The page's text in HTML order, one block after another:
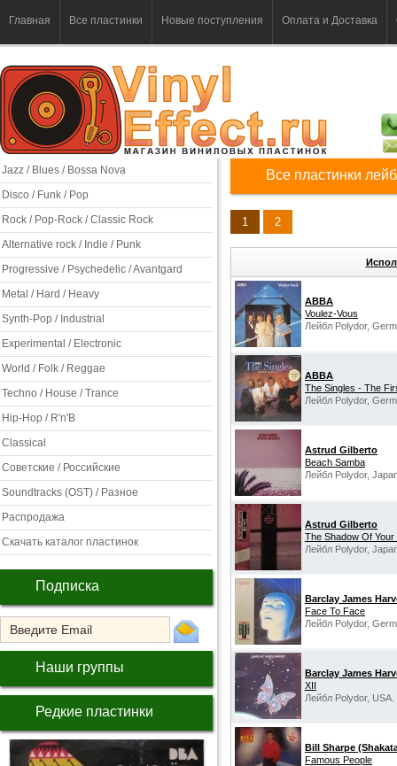
Главная Все пластинки Новые поступления Оплата и Доставка
Jazz / Blues / Bossa Nova
Disco / Funk / Pop
Rock / Pop-Rock / Classic Rock
Alternative rock / Indie / Punk
Progressive / Psychedelic / Avantgard
Metal / Hard / Heavy
Synth-Pop / Industrial
Experimental / Electronic
World / Folk / Reggae
Techno / House / Trance
Hip-Hop / R'n'B
Classical
Советские / Российские
Soundtracks (OST) / Разное
Распродажа
Скачать каталог пластинок
Подписка
Наши группы
Редкие пластинки
Все пластинки
1 2
ABBA
Voulez-Vous
Лейбл Polydor,
ABBA
The Singles - The
Лейбл Polydor,
Astrud Gilberto
Beach Samba
Лейбл Polydor,
Astrud Gilberto
The Shadow Of Your
Лейбл Polydor,
Barclay James
‎Face To Face
Лейбл Polydor,
Barclay James
XII
Лейбл Polydor, USA.
Bill Sharpe
Famous People